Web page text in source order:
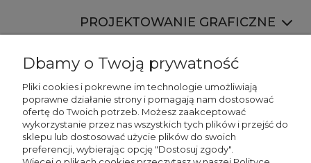
PROJEKTOWANIE GRAFICZNE
887 750 445
536 346 177
Dbamy o Twoją prywatność
Pliki cookies i pokrewne im technologie umożliwiają
poprawne działanie strony i pomagają nam dostosować
ofertę do Twoich potrzeb. Możesz zaakceptować
wykorzystanie przez nas wszystkich tych plików i przejść do
sklepu lub dostosować użycie plików do swoich
preferencji, wybierając opcję "Dostosuj zgody".